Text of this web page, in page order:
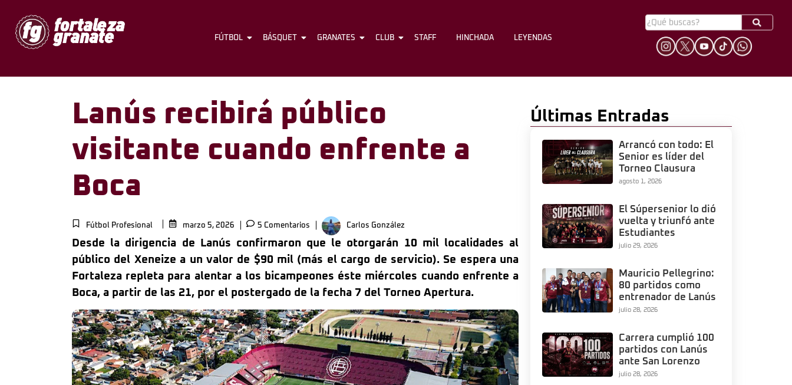
FÚTBOL BÁSQUET GRANATES CLUB STAFF HINCHADA
FÚTBOL BÁSQUET GRANATES CLUB STAFF HINCHADA LEYENDAS
Lanús recibirá público
visitante cuando enfrente a
Boca
Fútbol Profesional marzo 5, 2026 5 Comentarios Carlos González
Desde la dirigencia de Lanús confirmaron que le otorgarán 10 mil localidades al
público del Xeneize a un valor de $90 mil (más el cargo de servicio). Se espera una
Fortaleza repleta para alentar a los bicampeones éste miércoles cuando enfrente a
Boca, a partir de las 21, por el postergado de la fecha 7 del Torneo Apertura.
Últimas Entradas
Arrancó con todo: El
Senior es líder del
Torneo Clausura
agosto 1, 2026
El Súpersenior lo dió
vuelta y triunfó ante
Estudiantes
julio 29, 2026
Mauricio Pellegrino:
80 partidos como
entrenador de Lanús
julio 28, 2026
Carrera cumplió 100
partidos con Lanús
ante San Lorenzo
julio 28, 2026